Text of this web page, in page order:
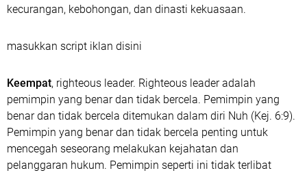
kecurangan, kebohongan, dan dinasti kekuasaan.
masukkan script iklan disini
Keempat, righteous leader. Righteous leader adalah
pemimpin yang benar dan tidak bercela. Pemimpin yang
benar dan tidak bercela ditemukan dalam diri Nuh (Kej. 6:9).
Pemimpin yang benar dan tidak bercela penting untuk
mencegah seseorang melakukan kejahatan dan
pelanggaran hukum. Pemimpin seperti ini tidak terlibat